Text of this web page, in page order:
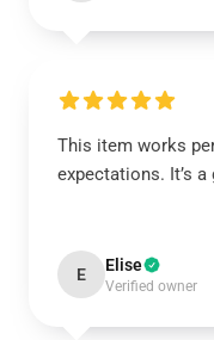
This item works
expectations. It’s
E Elise
Verified owner